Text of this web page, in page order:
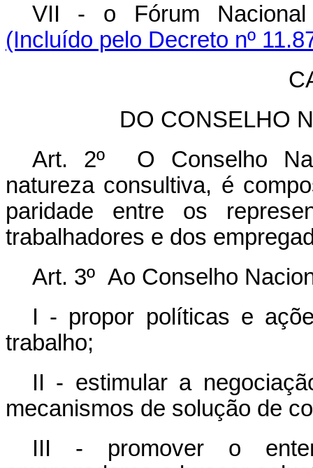
VII - o Fórum Nacional
(Incluído pelo Decreto nº
DO CONSELHO
Art. 2º O Conselho
natureza consultiva, é
paridade entre os
trabalhadores e dos
Art. 3º Ao Conselho
I - propor políticas e
trabalho;
II - estimular a
mecanismos de solução de
III - promover o